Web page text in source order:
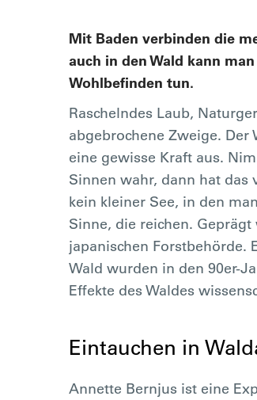
Mit Baden verbinden die
auch in den Wald kann
Wohlbefinden tun.
Raschelndes Laub,
abgebrochene Zweige. Der
eine gewisse Kraft aus.
Sinnen wahr, dann hat das
kein kleiner See, in den
Sinne, die reichen.
japanischen Forstbehörde.
Wald wurden in den 90er-
Effekte des Waldes
Eintauchen in
Annette Bernjus ist eine